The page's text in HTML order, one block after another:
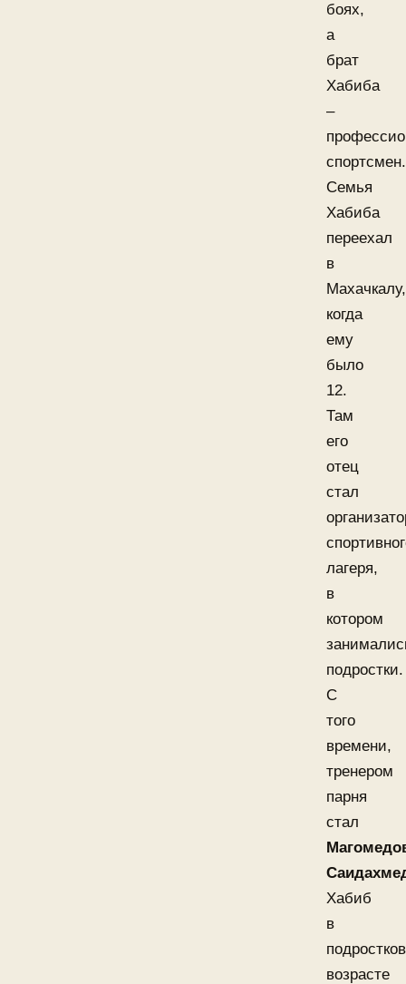
боях,
а
брат
Хабиба
–
спортсмен.
Семья
Хабиба
переехал
в
Махачкалу,
когда
ему
было
12.
Там
его
отец
стал
лагеря,
в
котором
подростки.
С
того
времени,
тренером
парня
стал
Хабиб
в
возрасте